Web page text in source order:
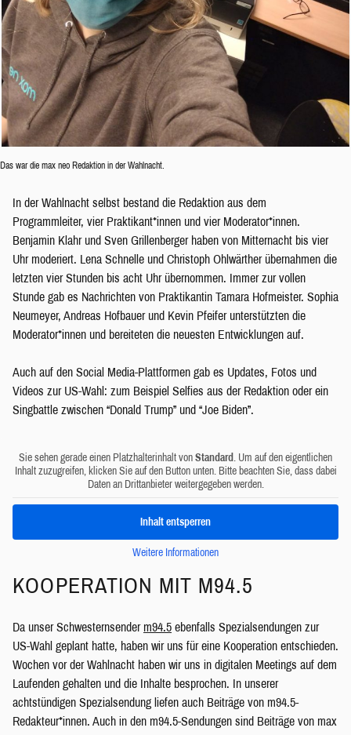
Das war die max neo Redaktion in der Wahlnacht.
In der Wahlnacht selbst bestand die Redaktion aus dem
Programmleiter, vier Praktikant*innen und vier Moderator*innen.
Benjamin Klahr und Sven Grillenberger haben von Mitternacht bis vier
Uhr moderiert. Lena Schnelle und Christoph Ohlwärther übernahmen die
letzten vier Stunden bis acht Uhr übernommen. Immer zur vollen
Stunde gab es Nachrichten von Praktikantin Tamara Hofmeister. Sophia
Neumeyer, Andreas Hofbauer und Kevin Pfeifer unterstützten die
Moderator*innen und bereiteten die neuesten Entwicklungen auf.
Auch auf den Social Media-Plattformen gab es Updates, Fotos und
Videos zur US-Wahl: zum Beispiel Selfies aus der Redaktion oder ein
Singbattle zwischen “Donald Trump” und “Joe Biden”.
Sie sehen gerade einen Platzhalterinhalt von Standard . Um auf den eigentlichen
Inhalt zuzugreifen, klicken Sie auf den Button unten. Bitte beachten Sie, dass dabei
Daten an Drittanbieter weitergegeben werden.
Inhalt entsperren
Weitere Informationen
KOOPERATION MIT M94.5
Da unser Schwesternsender m94.5 ebenfalls Spezialsendungen zur
US-Wahl geplant hatte, haben wir uns für eine Kooperation entschieden.
Wochen vor der Wahlnacht haben wir uns in digitalen Meetings auf dem
Laufenden gehalten und die Inhalte besprochen. In unserer
achtstündigen Spezialsendung liefen auch Beiträge von m94.5-
Redakteur*innen. Auch in den m94.5-Sendungen sind Beiträge von max